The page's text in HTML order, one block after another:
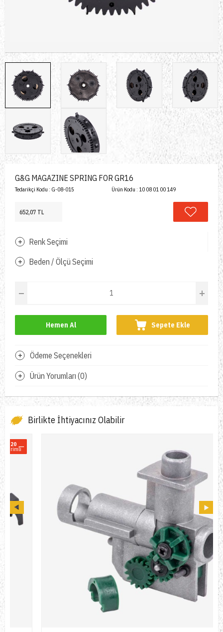
G&G MAGAZINE SPRING FOR GR16
Tedarikçi Kodu : G-08-015 Ürün Kodu : 10 08 01 00 149
652,07 TL
Renk Seçimi
Beden / Ölçü Seçimi
Hemen Al Sepete Ekle
Ödeme Seçenekleri
Ürün Yorumları (0)
Birlikte İhtiyacınız Olabilir